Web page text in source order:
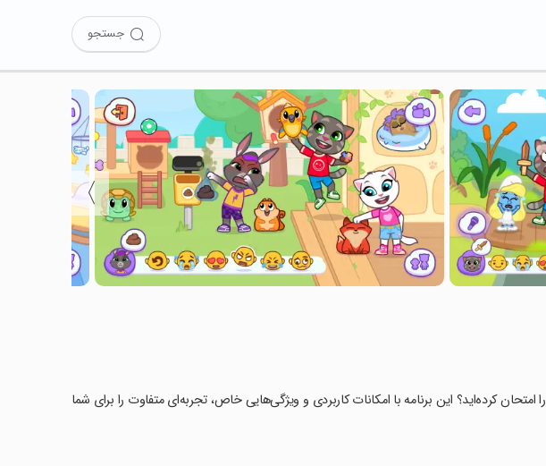
جستجو
〉
آیا تابه‌حال برنامه Talking Tom & Friends: World را امتحان کرده‌اید؟ این برنامه با امکانات کاربردی و ویژگی‌هایی خاص، تجربه‌ای متفاوت را برای شما